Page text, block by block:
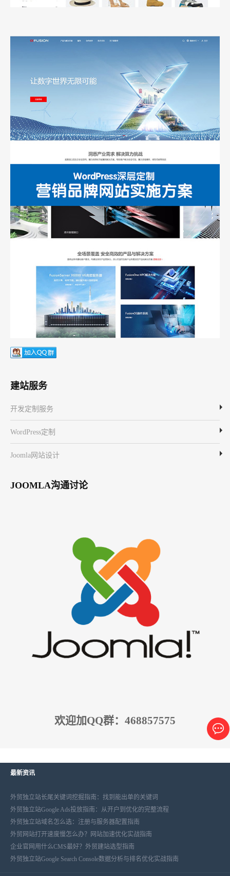
建站服务
开发定制服务
WordPress定制
Joomla网站设计
JOOMLA沟通讨论
欢迎加QQ群：468857575
最新资讯
外贸独立站长尾关键词挖掘指南：找到能出单的关键词
外贸独立站Google Ads投放指南：从开户到优化的完整流程
外贸独立站域名怎么选：注册与服务器配置指南
外贸网站打开速度慢怎么办？网站加速优化实战指南
企业官网用什么CMS最好？外贸建站选型指南
外贸独立站Google Search Console数据分析与排名优化实战指南